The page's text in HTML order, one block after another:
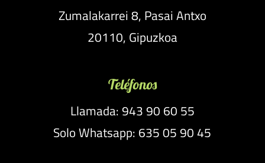
Zumalakarrei 8, Pasai Antxo
20110, Gipuzkoa
Teléfonos
Llamada: 943 90 60 55
Solo Whatsapp: 635 05 90 45